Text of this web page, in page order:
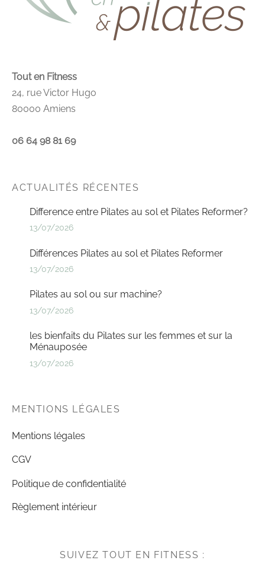
Tout en Fitness
24, rue Victor Hugo
80000 Amiens
06 64 98 81 69
ACTUALITÉS RÉCENTES
Difference entre Pilates au sol et Pilates Reformer?
13/07/2026
Différences Pilates au sol et Pilates Reformer
13/07/2026
Pilates au sol ou sur machine?
13/07/2026
les bienfaits du Pilates sur les femmes et sur la
Ménauposée
13/07/2026
MENTIONS LÉGALES
Mentions légales
CGV
Politique de confidentialité
Règlement intérieur
SUIVEZ TOUT EN FITNESS :